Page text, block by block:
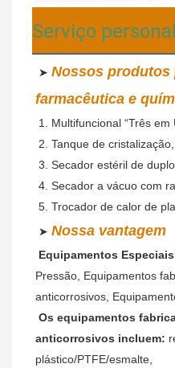
Serviço
➤ Nossos produtos
farmacêutica e
1. Multifuncional “Três
2. Tanque de
3. Secador estéril de
4. Secador a vácuo com
5. Trocador de calor de
➤ Nossa vantagem
Equipamentos
Pressão, Equipamentos
anticorrosivos,
Os equipamentos
anticorrosivos incluem:
plástico/PTFE/esmalte,